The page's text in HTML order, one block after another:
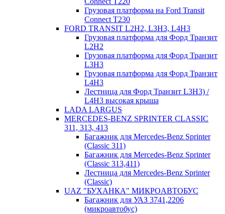
Грузовая платформа на Ford Transit
Connect T230
FORD TRANSIT L2H2, L3H3, L4H3
Грузовая платформа для Форд Транзит
L2H2
Грузовая платформа для Форд Транзит
L3H3
Грузовая платформа для Форд Транзит
L4H3
Лестница для Форд Транзит L3H3) /
L4H3 высокая крыша
LADA LARGUS
MERCEDES-BENZ SPRINTER CLASSIC
311, 313, 413
Багажник для Mercedes-Benz Sprinter
(Classic 311)
Багажник для Mercedes-Benz Sprinter
(Classic 313,411)
Лестница для Mercedes-Benz Sprinter
(Classic)
UAZ "БУХАНКА" МИКРOАВТОБУС
Багажник для УАЗ 3741,2206
(микроавтобус)